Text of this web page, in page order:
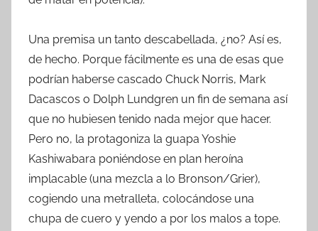
Una premisa un tanto descabellada, ¿no? Así es,
de hecho. Porque fácilmente es una de esas que
podrían haberse cascado Chuck Norris, Mark
Dacascos o Dolph Lundgren un fin de semana así
que no hubiesen tenido nada mejor que hacer.
Pero no, la protagoniza la guapa Yoshie
Kashiwabara poniéndose en plan heroína
implacable (una mezcla a lo Bronson/Grier),
cogiendo una metralleta, colocándose una
chupa de cuero y yendo a por los malos a tope.